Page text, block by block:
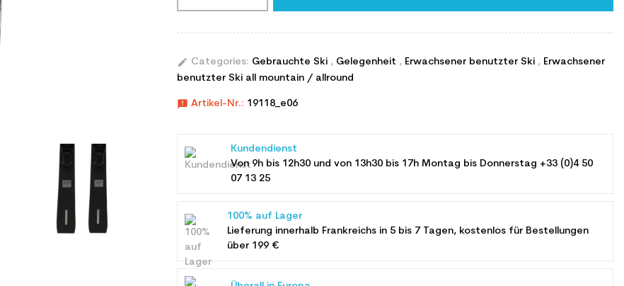
edit Categories: Gebrauchte Ski , Gelegenheit , Erwachsener benutzter Ski , Erwachsener
benutzter Ski all mountain / allround
announcement Artikel-Nr.: 19118_e06
Kundendienst
Von 9h bis 12h30 und von 13h30 bis 17h Montag bis Donnerstag +33 (0)4 50
07 13 25
100% auf Lager
Lieferung innerhalb Frankreichs in 5 bis 7 Tagen, kostenlos für Bestellungen
über 199 €